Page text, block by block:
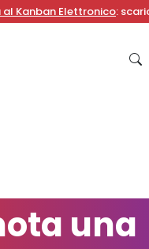
al Kanban Elettronico:
una